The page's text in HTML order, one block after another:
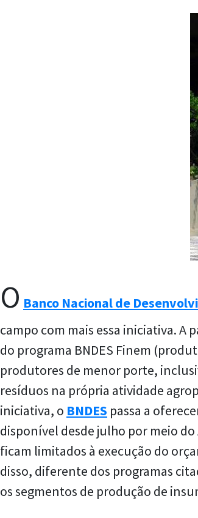
O Banco Nacional de
campo com mais essa iniciativa. A
do programa BNDES Finem
produtores de menor porte,
resíduos na própria atividade
iniciativa, o BNDES passa a
disponível desde julho por meio do
ficam limitados à execução do
disso, diferente dos programas
os segmentos de produção de